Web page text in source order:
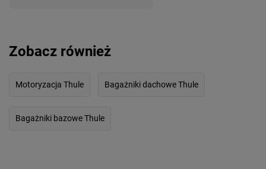
Zobacz również
Motoryzacja Thule Bagażniki dachowe Thule
Bagażniki bazowe Thule